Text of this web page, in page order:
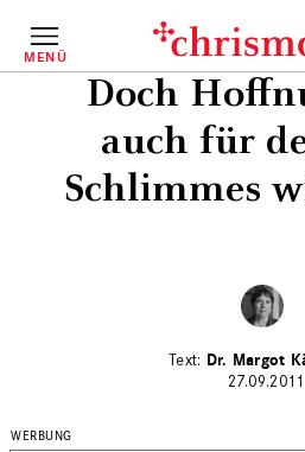
InhaltMENÜ
Doch
auch für
Schlimmes
Dr. Margot
27.09.2011